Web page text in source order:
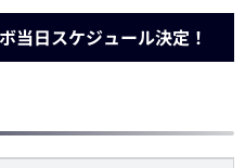
当日スケジュール決定！